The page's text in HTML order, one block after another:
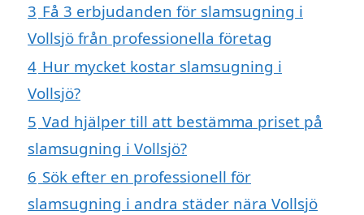
3 Få 3 erbjudanden för slamsugning i
Vollsjö från professionella företag
4 Hur mycket kostar slamsugning i
Vollsjö?
5 Vad hjälper till att bestämma priset på
slamsugning i Vollsjö?
6 Sök efter en professionell för
slamsugning i andra städer nära Vollsjö